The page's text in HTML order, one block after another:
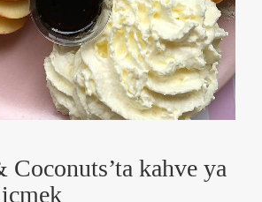
Coconuts’ta kahve ya